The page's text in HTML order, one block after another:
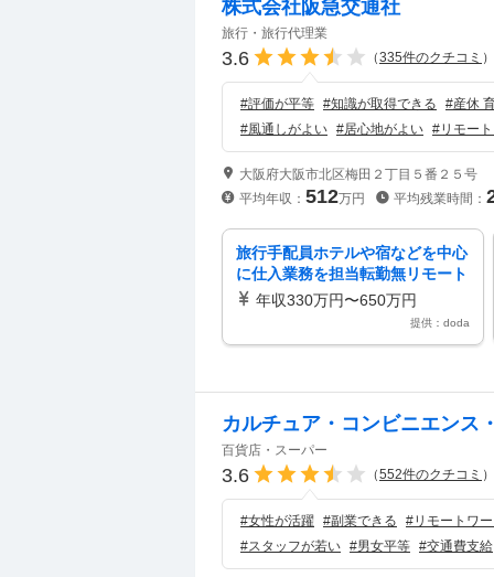
株式会社阪急交通社
旅行・旅行代理業
3.6 （335件のクチコミ ）
#評価が平等 #知識が取得できる #産休
#風通しがよい #居心地がよい #リモー
大阪府大阪市北区梅田２丁目５番２５号
平均年収： 512万円 平均残業時間：
旅行手配員ホテルや宿などを中心
に仕入業務を担当転勤無リモート
可・土日祝休・フレックス
年収330万円〜650万円
提供：doda
カルチュア・コンビニエンス
百貨店・スーパー
3.6 （552件のクチコミ ）
#女性が活躍 #副業できる #リモートワ
#スタッフが若い #男女平等 #交通費支給